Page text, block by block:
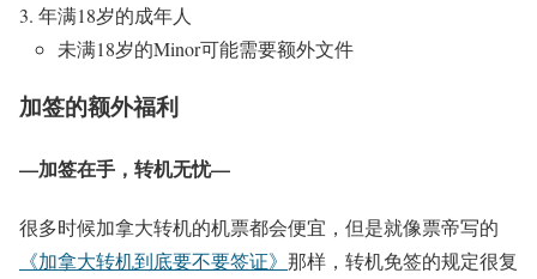
年满18岁的成年人
未满18岁的Minor可能需要额外文件
加签的额外福利
—加签在手，转机无忧—
很多时候加拿大转机的机票都会便宜，但是就像票帝写的
《加拿大转机到底要不要签证》 那样，转机免签的规定很复